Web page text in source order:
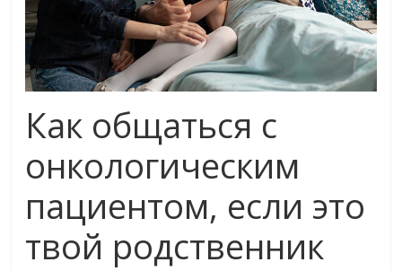
Как общаться с
онкологическим
пациентом, если это
твой родственник